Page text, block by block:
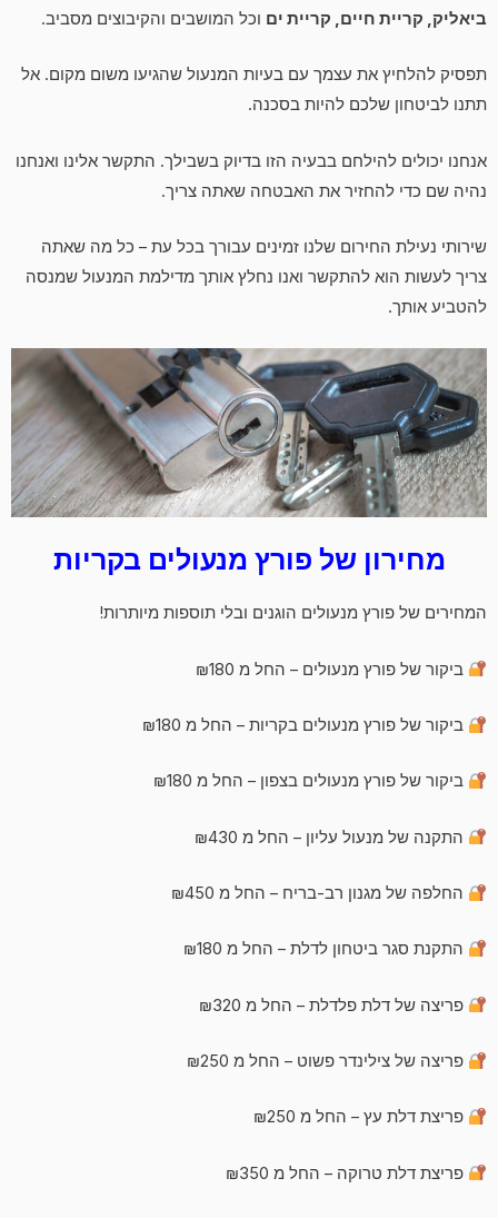
ביאליק, קריית חיים, קריית ים וכל המושבים והקיבוצים מסביב.
תפסיק להלחיץ את עצמך עם בעיות המנעול שהגיעו משום מקום. אל
תתנו לביטחון שלכם להיות בסכנה.
אנחנו יכולים להילחם בבעיה הזו בדיוק בשבילך. התקשר אלינו ואנחנו
נהיה שם כדי להחזיר את האבטחה שאתה צריך.
שירותי נעילת החירום שלנו זמינים עבורך בכל עת – כל מה שאתה
צריך לעשות הוא להתקשר ואנו נחלץ אותך מדילמת המנעול שמנסה
להטביע אותך.
מחירון של פורץ מנעולים בקריות
המחירים של פורץ מנעולים הוגנים ובלי תוספות מיותרות!
ביקור של פורץ מנעולים – החל מ ₪180
ביקור של פורץ מנעולים בקריות – החל מ ₪180
ביקור של פורץ מנעולים בצפון – החל מ ₪180
התקנה של מנעול עליון – החל מ ₪430
החלפה של מגנון רב-בריח – החל מ ₪450
התקנת סגר ביטחון לדלת – החל מ ₪180
פריצה של דלת פלדלת – החל מ ₪320
פריצה של צילינדר פשוט – החל מ ₪250
פריצת דלת עץ – החל מ ₪250
פריצת דלת טרוקה – החל מ ₪350